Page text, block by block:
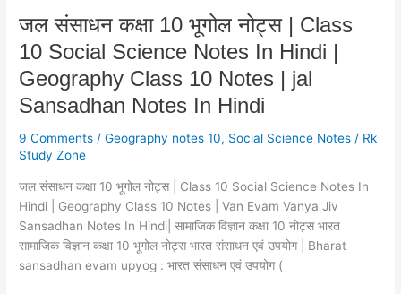
जल संसाधन कक्षा 10 भूगोल नोट्स | Class
10 Social Science Notes In Hindi |
Geography Class 10 Notes | jal
Sansadhan Notes In Hindi
9 Comments /Geography notes 10, Social Science Notes / Rk
Study Zone
जल संसाधन कक्षा 10 भूगोल नोट्स | Class 10 Social Science Notes In
Hindi | Geography Class 10 Notes | Van Evam Vanya Jiv
Sansadhan Notes In Hindi| सामाजिक विज्ञान कक्षा 10 नोट्स भारत
सामाजिक विज्ञान कक्षा 10 भूगोल नोट्स भारत संसाधन एवं उपयोग | Bharat
sansadhan evam upyog : भारत संसाधन एवं उपयोग (
In
Hindi
|
Geography
Class
10
Notes
jal
Sansadhan
Notes
In
Hindi